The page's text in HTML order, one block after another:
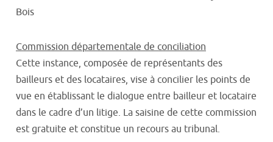
Bois
Commission départementale de conciliation
Cette instance, composée de représentants des
bailleurs et des locataires, vise à concilier les points de
vue en établissant le dialogue entre bailleur et locataire
dans le cadre d’un litige. La saisine de cette commission
est gratuite et constitue un recours au tribunal.